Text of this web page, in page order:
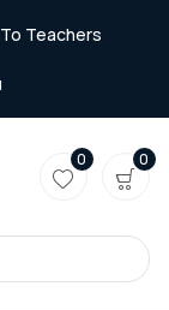
Teachers
0 0